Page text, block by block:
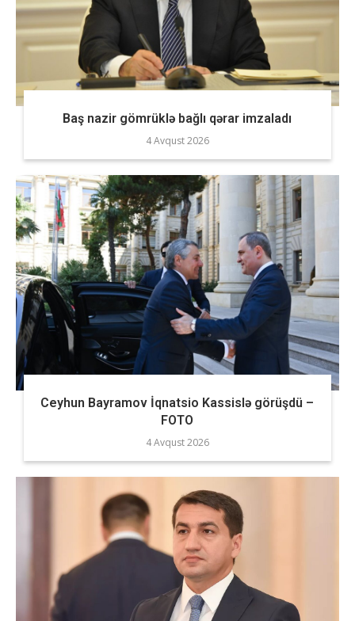
Baş nazir gömrüklə bağlı qərar imzaladı
4 Avqust 2026
Ceyhun Bayramov İqnatsio Kassislə görüşdü –
FOTO
4 Avqust 2026